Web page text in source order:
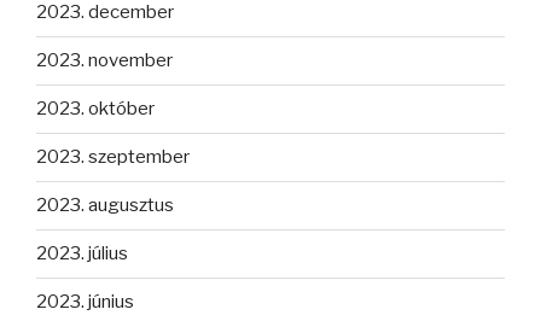
2023. december
2023. november
2023. október
2023. szeptember
2023. augusztus
2023. július
2023. június